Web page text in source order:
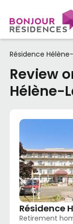
Résidence
Review
Hélène-
Résidence
Retirement